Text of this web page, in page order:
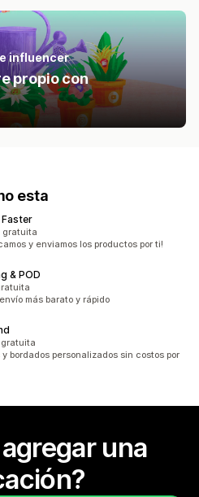
influencer
propio con
esta
gratuita
y enviamos los productos por ti!
& POD
más barato y rápido
bordados personalizados sin costos por
una